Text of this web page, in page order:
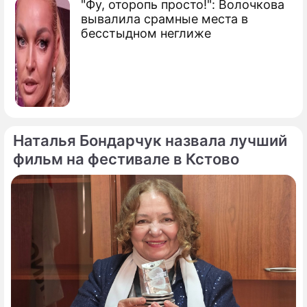
"Фу, оторопь просто!": Волочкова
вывалила срамные места в
бесстыдном неглиже
Наталья Бондарчук назвала лучший
фильм на фестивале в Кстово